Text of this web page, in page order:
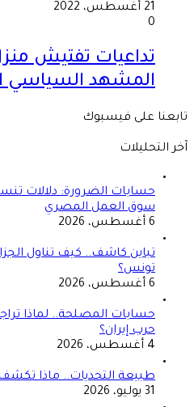
21 أغسطس، 2022
0
تداعيات تفتيش
المشهد السياسي
تابعنا على فيسبوك
آخر التحليلات
سوق العمل المصري
6 أغسطس، 2026
تباين كاشف.. كيف تناول
تونس؟
6 أغسطس، 2026
حسابات المصلحة.. لماذا
حرب إيران؟
4 أغسطس، 2026
طبيعة التحديات.. ماذا
31 يوليو، 2026